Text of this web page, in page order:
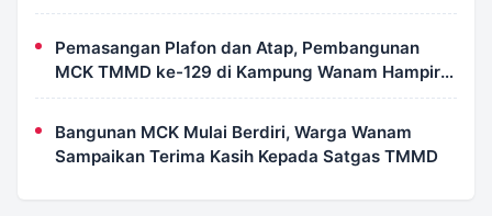
Wanam
Pemasangan Plafon dan Atap, Pembangunan
MCK TMMD ke-129 di Kampung Wanam Hampir
Rampung
Bangunan MCK Mulai Berdiri, Warga Wanam
Sampaikan Terima Kasih Kepada Satgas TMMD